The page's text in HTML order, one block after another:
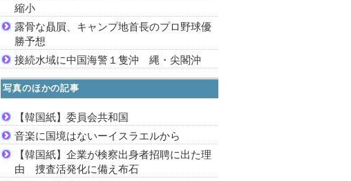
縮小
露骨な贔屓、キャンプ地首長のプロ野球優
勝予想
接続水域に中国海警１隻沖 縄・尖閣沖
写真のほかの記事
【韓国紙】委員会共和国
音楽に国境はないーイスラエルから
【韓国紙】企業が検察出身者招聘に出た理
由 捜査活発化に備え布石